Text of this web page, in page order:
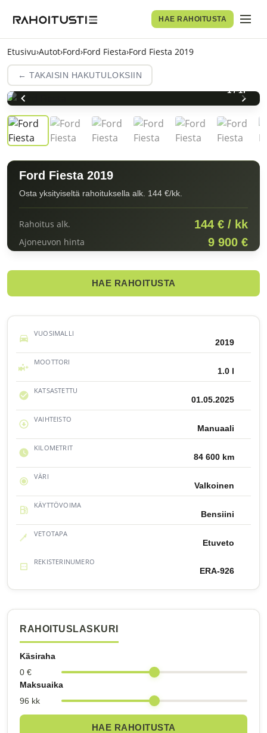
HAE RAHOITUSTA
Etusivu›Autot›Ford›Ford Fiesta›Ford Fiesta 2019
← TAKAISIN HAKUTULOKSIIN
1/17
Ford Fiesta 2019
Osta yksityiseltä rahoituksella alk. 144 €/kk.
Rahoitus alk. 144 € / kk
Ajoneuvon hinta 9 900 €
HAE RAHOITUSTA
VUOSIMALLI
2019
MOOTTORI
1.0 l
KATSASTETTU
01.05.2025
VAIHTEISTO
Manuaali
KILOMETRIT
84 600 km
VÄRI
Valkoinen
KÄYTTÖVOIMA
Bensiini
VETOTAPA
Etuveto
REKISTERINUMERO
ERA-926
RAHOITUSLASKURI
Käsiraha
0 €
Maksuaika
96 kk
HAE RAHOITUSTA